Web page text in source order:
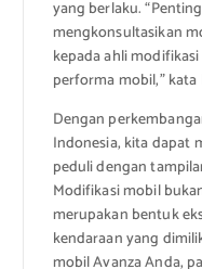
yang berlaku.
mengkonsultasikan
kepada ahli
performa mobil,” kata
Dengan
Indonesia, kita dapat
peduli dengan
Modifikasi mobil
merupakan bentuk
kendaraan yang
mobil Avanza Anda,